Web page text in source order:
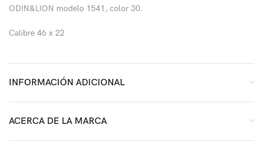
ODIN&LION modelo 1541, color 30.
Calibre 46 x 22
INFORMACIÓN ADICIONAL
ACERCA DE LA MARCA